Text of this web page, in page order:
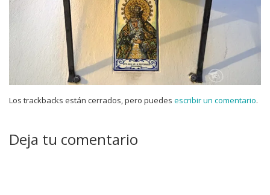
Los trackbacks están cerrados, pero puedes escribir un comentario.
Deja tu comentario